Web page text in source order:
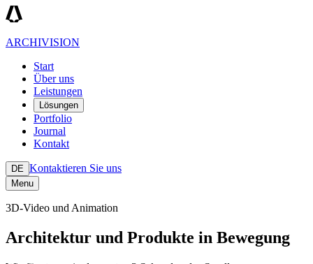
ARCHIVISION
Start
Über uns
Leistungen
Lösungen
Portfolio
Journal
Kontakt
DE Kontaktieren Sie uns
Menu
3D-Video und Animation
Architektur und Produkte in Bewegung